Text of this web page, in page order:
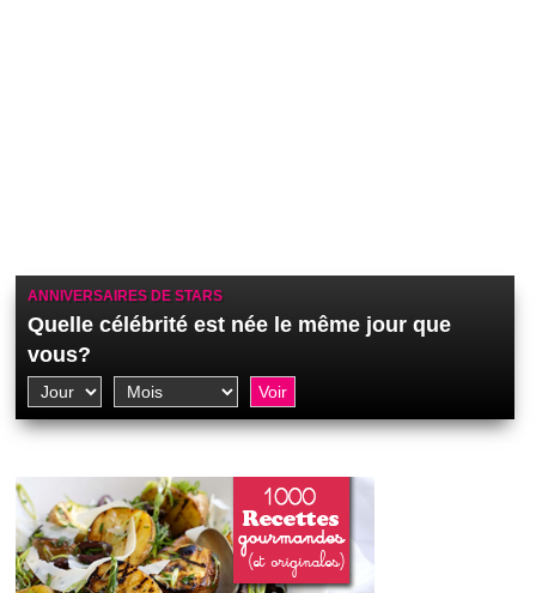
ANNIVERSAIRES DE STARS
Quelle célébrité est née le même jour que
vous?